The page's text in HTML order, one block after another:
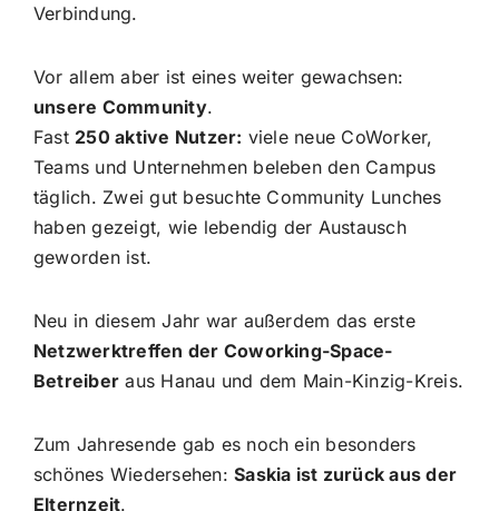
Verbindung.
Vor allem aber ist eines weiter gewachsen:
unsere Community.
Fast 250 aktive Nutzer: viele neue CoWorker,
Teams und Unternehmen beleben den Campus
täglich. Zwei gut besuchte Community Lunches
haben gezeigt, wie lebendig der Austausch
geworden ist.
Neu in diesem Jahr war außerdem das erste
Netzwerktreffen der Coworking-Space-
Betreiber aus Hanau und dem Main-Kinzig-Kreis.
Zum Jahresende gab es noch ein besonders
schönes Wiedersehen:Saskia ist zurück aus der
Elternzeit.